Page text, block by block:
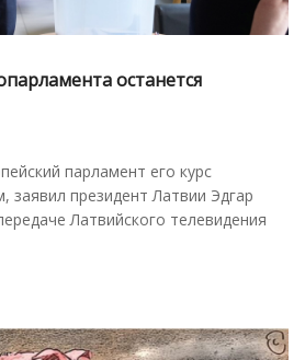
останется
парламент его курс
заявил президент Латвии Эдгар
Латвийского телевидения